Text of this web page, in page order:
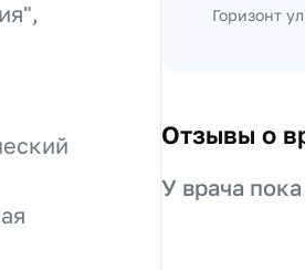
Горизонт
Отзывы о
У врача